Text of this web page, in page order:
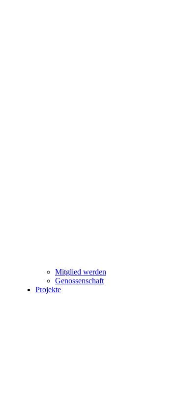
Mitglied werden
Genossenschaft
Projekte